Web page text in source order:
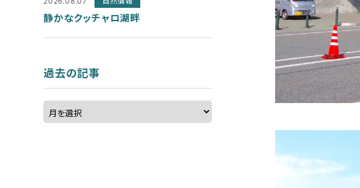
静かなクッチャロ湖畔
過去の記事